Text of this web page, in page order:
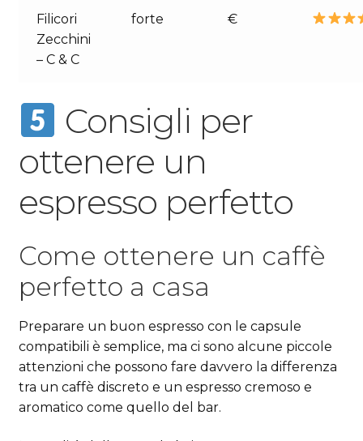
Filicori
Zecchini
– C & C
forte €
Consigli per
ottenere un
espresso perfetto
Come ottenere un caffè
perfetto a casa
Preparare un buon espresso con le capsule
compatibili è semplice, ma ci sono alcune piccole
attenzioni che possono fare davvero la differenza
tra un caffè discreto e un espresso cremoso e
aromatico come quello del bar.